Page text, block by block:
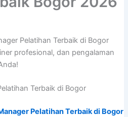
Pelatihan Terbaik di Bogor
profesional, dan pengalaman
Terbaik di Bogor
Pelatihan Terbaik di Bogor